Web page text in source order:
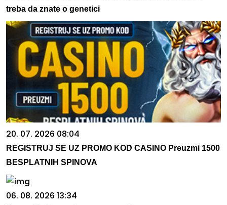
treba da znate o genetici
20. 07. 2026 08:04
REGISTRUJ SE UZ PROMO KOD CASINO Preuzmi 1500
BESPLATNIH SPINOVA
06. 08. 2026 13:34